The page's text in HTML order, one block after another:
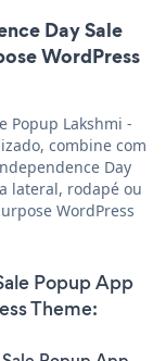
Day Sale
WordPress
Popup Lakshmi -
combine com
Day
lateral, rodapé ou
WordPress
Popup App
Theme: